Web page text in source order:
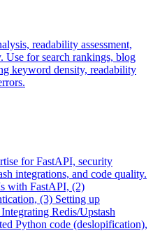
readability assessment,
Use for search rankings, blog
keyword density, readability
for FastAPI, security
integrations, and code quality.
with FastAPI, (2)
(3) Setting up
Redis/Upstash
Python code (deslopification),